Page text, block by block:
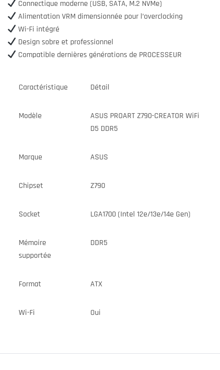
Connectique moderne (USB, SATA, M.2 NVMe)
Alimentation VRM dimensionnée pour l’overclocking
Wi-Fi intégré
Design sobre et professionnel
Compatible dernières générations de PROCESSEUR
Caractéristique Détail
Modèle
ASUS PROART Z790-CREATOR WiFi
D5 DDR5
Marque ASUS
Chipset Z790
Socket LGA1700 (Intel 12e/13e/14e Gen)
Mémoire
supportée
DDR5
Format ATX
Wi-Fi Oui